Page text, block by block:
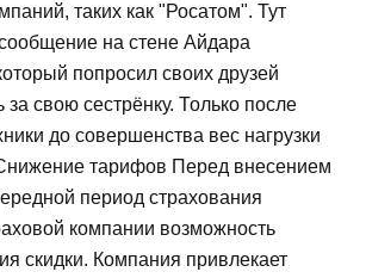
таких как "Росатом". Тут
на стене Айдара
попросил своих друзей
за свою сестрёнку. Только после
до совершенства вес нагрузки
тарифов Перед внесением
период страхования
компании возможность
скидки. Компания привлекает